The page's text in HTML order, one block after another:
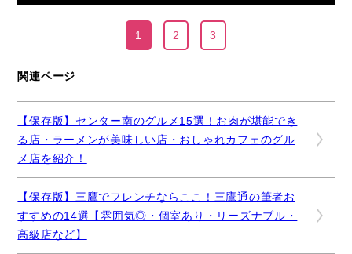
1 2 3
関連ページ
【保存版】センター南のグルメ15選！お肉が堪能でき
る店・ラーメンが美味しい店・おしゃれカフェのグル
メ店を紹介！
【保存版】三鷹でフレンチならここ！三鷹通の筆者お
すすめの14選【雰囲気◎・個室あり・リーズナブル・
高級店など】